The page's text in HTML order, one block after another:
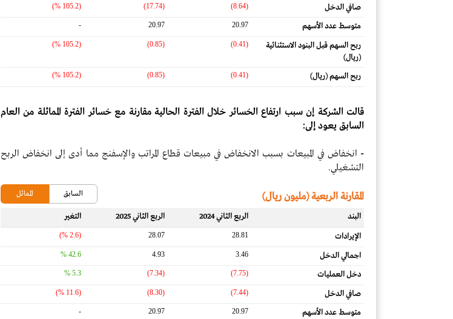
صافي الدخل (8.64)
(17.74)
(105.2 %)
متوسط ​​عدد الأسهم 20.97
20.97
-
ربح السهم قبل البنود الاستثنائية
(ريال)
(0.41)
(0.85)
(105.2 %)
ربح السهم (ريال) (0.41)
(0.85)
(105.2 %)
قالت الشركة إن سبب ارتفاع الخسائر خلال الفترة الحالية مقارنة مع خسائر الفترة المماثلة من العام
السابق يعود إلى:
- انخفاض في المبيعات بسبب الانخفاض في مبيعات قطاع المراتب والإسفنج مما أدى إلى انخفاض الربح
التشغيلي.
المقارنة الربعية (مليون ريال) المماثل السابق
البند الربع الثاني 2024 الربع الثاني 2025
التغير‬
الإيرادات
28.81
28.07
(2.6 %)
اجمالي الدخل 3.46
4.93
42.6 %
دخل العمليات (7.75)
(7.34)
5.3 %
صافي الدخل (7.44)
(8.30)
(11.6 %)
متوسط ​​عدد الأسهم 20.97
20.97
-